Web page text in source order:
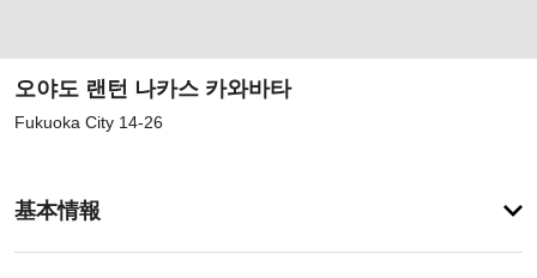
오야도 랜턴 나카스 카와바타
Fukuoka City 14-26
基本情報
録
が